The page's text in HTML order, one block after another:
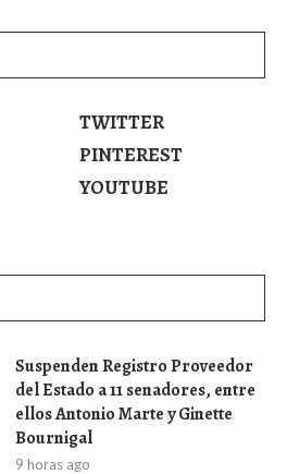
TWITTER
PINTEREST
YOUTUBE
Suspenden Registro Proveedor
del Estado a 11 senadores, entre
ellos Antonio Marte y Ginette
Bournigal
9 horas ago